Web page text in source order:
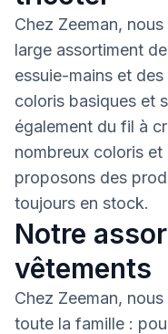
Chez Zeeman,
large assortiment
essuie-mains et
coloris basiques et
également du fil à
nombreux coloris et
proposons des
toujours en stock.
Notre
vêtements
Chez Zeeman,
toute la famille :